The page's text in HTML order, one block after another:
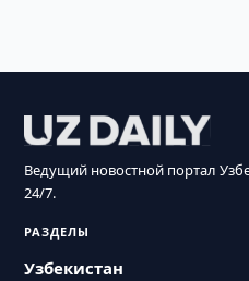
Ведущий новостной портал
24/7.
РАЗДЕЛЫ
Узбекистан